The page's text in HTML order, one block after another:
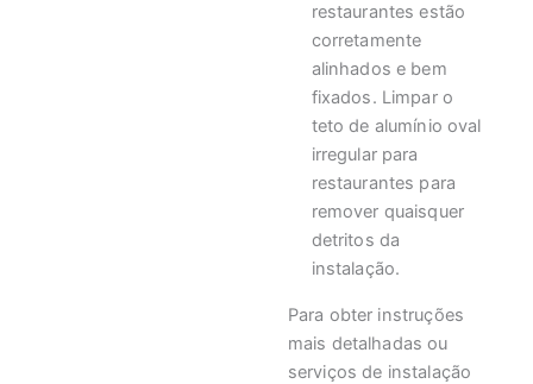
restaurantes estão
corretamente
alinhados e bem
fixados. Limpar o
teto de alumínio oval
irregular para
restaurantes para
remover quaisquer
detritos da
instalação.
Para obter instruções
mais detalhadas ou
serviços de instalação